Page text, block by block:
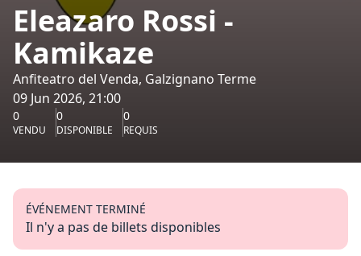
Eleazaro Rossi -
Kamikaze
Anfiteatro del Venda, Galzignano Terme
09 Jun 2026, 21:00
0
VENDU
0
DISPONIBLE
0
REQUIS
ÉVÉNEMENT TERMINÉ
Il n'y a pas de billets disponibles